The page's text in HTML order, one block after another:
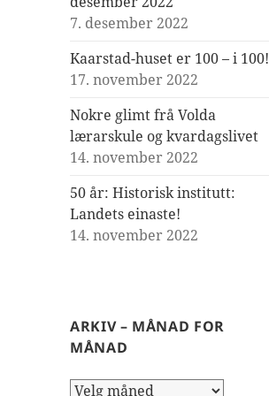
7. desember 2022
Kaarstad-huset er 100 – i 100!
17. november 2022
Nokre glimt frå Volda
lærarskule og kvardagslivet
14. november 2022
50 år: Historisk institutt:
Landets einaste!
14. november 2022
ARKIV – MÅNAD FOR
MÅNAD
Arkiv